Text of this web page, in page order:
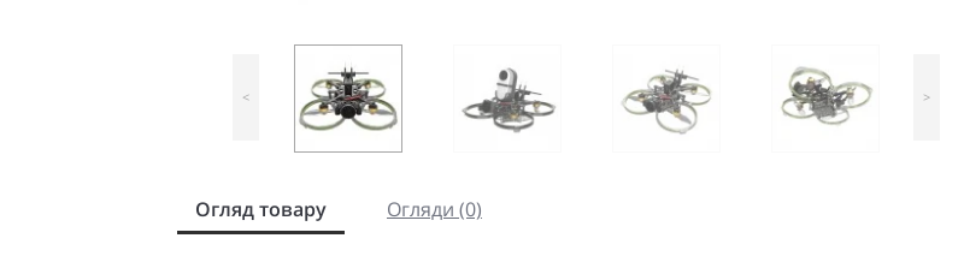
< >
Огляд товару Огляди (0)